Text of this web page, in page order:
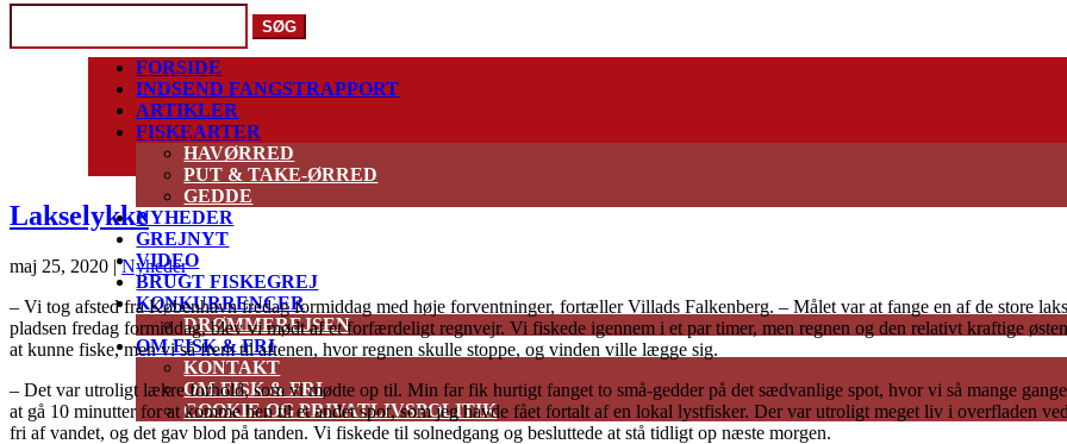
Søg
FORSIDE
INDSEND FANGSTRAPPORT
ARTIKLER
FISKEARTER
HAVØRRED
PUT & TAKE-ØRRED
GEDDE
NYHEDER
GREJNYT
VIDEO
BRUGT FISKEGREJ
KONKURRENCER
DRØMMEREJSEN
OM FISK & FRI
KONTAKT
OM FISK & FRI
COOKIE OG PRIVATLIVSPOLITIK
Lakselykke
maj 25, 2020 |Nyheder
– Vi tog afsted fra København fredag formiddag med høje forventninger, fortæller Villads Falkenberg. – Målet var at fange en af de store
pladsen fredag formiddag, blev vi mødt af et forfærdeligt regnvejr. Vi fiskede igennem i et par timer, men regnen og den relativt kraftige
at kunne fiske, men vi så frem til aftenen, hvor regnen skulle stoppe, og vinden ville lægge sig.
– Det var utroligt lækre forhold, som vi mødte op til. Min far fik hurtigt fanget to små-gedder på det sædvanlige spot, hvor vi så mange
at gå 10 minutter for at komme hen til et andet spot, som jeg havde fået fortalt af en lokal lystfisker. Der var utroligt meget liv i overfladen
fri af vandet, og det gav blod på tanden. Vi fiskede til solnedgang og besluttede at stå tidligt op næste morgen.